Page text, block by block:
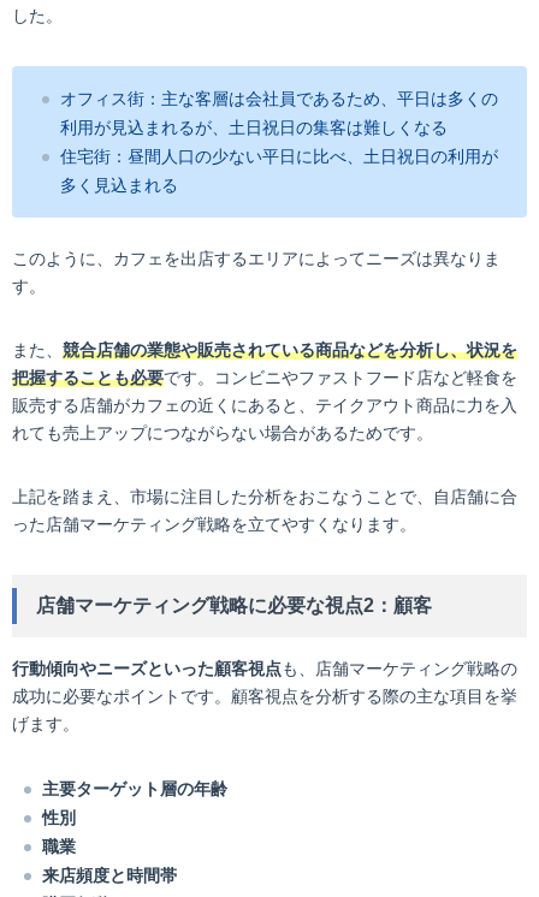
した。
オフィス街：主な客層は会社員であるため、平日は多くの
利用が見込まれるが、土日祝日の集客は難しくなる
住宅街：昼間人口の少ない平日に比べ、土日祝日の利用が
多く見込まれる
このように、カフェを出店するエリアによってニーズは異なりま
す。
また、 競合店舗の業態や販売されている商品などを分析し、状況を
把握することも必要です。コンビニやファストフード店など軽食を
販売する店舗がカフェの近くにあると、テイクアウト商品に力を入
れても売上アップにつながらない場合があるためです。
上記を踏まえ、市場に注目した分析をおこなうことで、自店舗に合
った店舗マーケティング戦略を立てやすくなります。
店舗マーケティング戦略に必要な視点2：顧客
行動傾向やニーズといった顧客視点も、店舗マーケティング戦略の
成功に必要なポイントです。顧客視点を分析する際の主な項目を挙
げます。
主要ターゲット層の年齢
性別
職業
来店頻度と時間帯